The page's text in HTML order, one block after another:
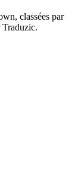
, classées par
Traduzic.